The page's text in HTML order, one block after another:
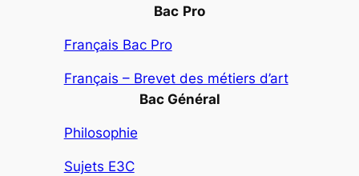
Bac Pro
Français Bac Pro
Français – Brevet des métiers d’art
Bac Général
Philosophie
Sujets E3C